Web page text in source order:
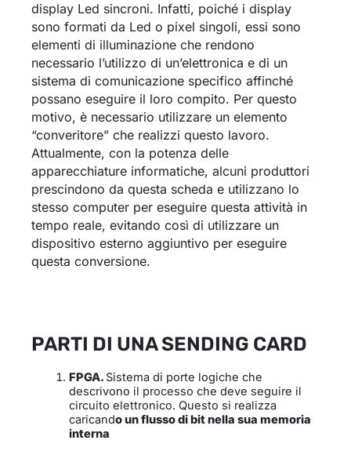
display Led sincroni. Infatti, poiché i display
sono formati da Led o pixel singoli, essi sono
elementi di illuminazione che rendono
necessario l’utilizzo di un’elettronica e di un
sistema di comunicazione specifico affinché
possano eseguire il loro compito. Per questo
motivo, è necessario utilizzare un elemento
“converitore” che realizzi questo lavoro.
Attualmente, con la potenza delle
apparecchiature informatiche, alcuni produttori
prescindono da questa scheda e utilizzano lo
stesso computer per eseguire questa attività in
tempo reale, evitando così di utilizzare un
dispositivo esterno aggiuntivo per eseguire
questa conversione.
PARTI DI UNA SENDING CARD
FPGA. Sistema di porte logiche che
descrivono il processo che deve seguire il
circuito elettronico. Questo si realizza
caricando un flusso di bit nella sua memoria
interna